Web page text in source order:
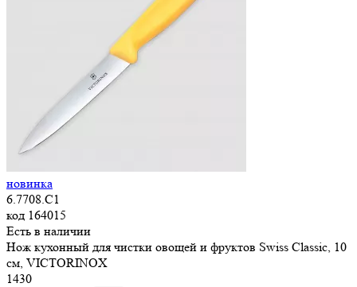
новинка
6.7708.C1
код 164015
Есть в наличии
Нож кухонный для чистки овощей и фруктов Swiss Classic, 10
см, VICTORINOX
1430